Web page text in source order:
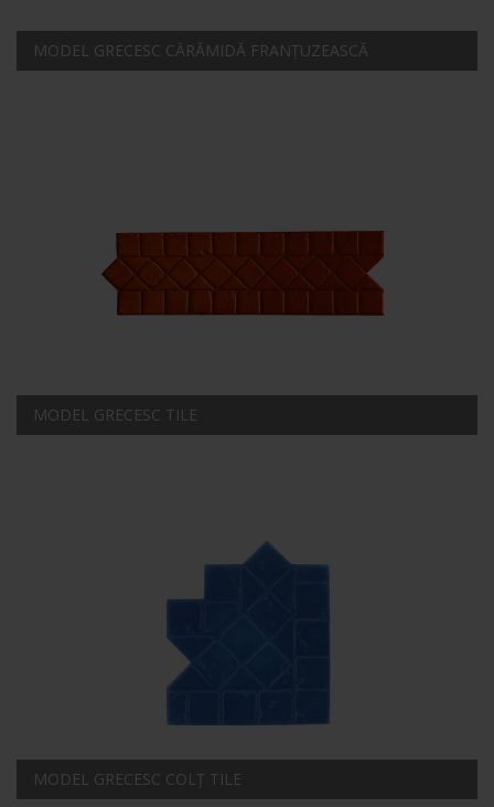
MODEL GRECESC CĂRĂMIDĂ FRANȚUZEASCĂ
MODEL GRECESC TILE
MODEL GRECESC COLȚ TILE